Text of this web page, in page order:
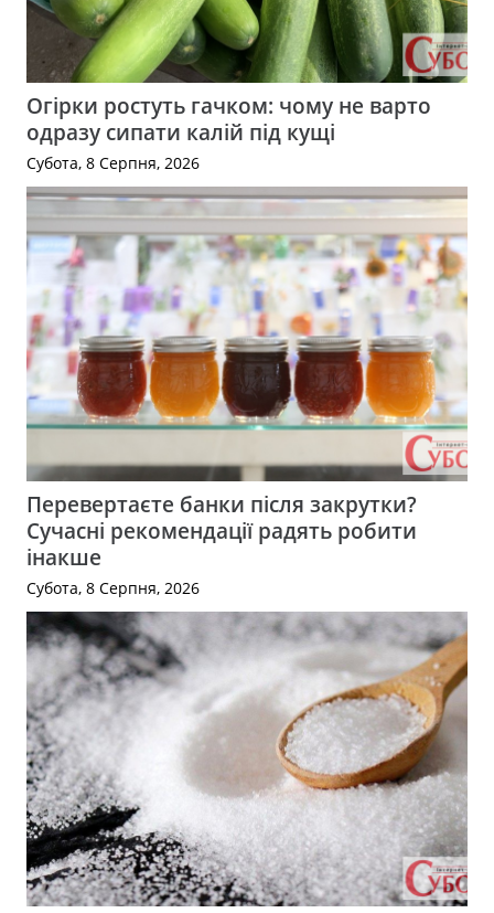
Огірки ростуть гачком: чому не варто
одразу сипати калій під кущі
Субота, 8 Серпня, 2026
Перевертаєте банки після закрутки?
Сучасні рекомендації радять робити
інакше
Субота, 8 Серпня, 2026